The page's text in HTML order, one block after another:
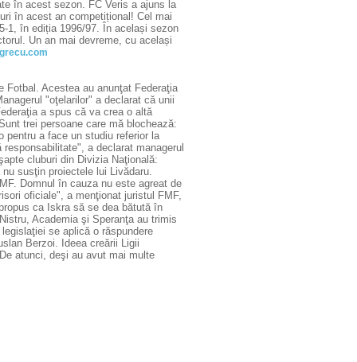
în acest sezon. FC Veris a ajuns la
în acest an competițional! Cel mai
1, în ediția 1996/97. În același sezon
Un an mai devreme, cu același
Fotbal. Acestea au anunţat Federaţia
"oţelarilor" a declarat că unii
a spus că va crea o altă
trei persoane care mă blochează:
pentru a face un studiu referior la
a declarat managerul
cluburi din Divizia Naţională:
susţin proiectele lui Livădaru.
Domnul în cauza nu este agreat de
oficiale", a menţionat juristul FMF,
ca Iskra să se dea bătută în
Academia şi Speranţa au trimis
se aplică o răspundere
Berzoi. Ideea creării Ligii
atunci, deşi au avut mai multe